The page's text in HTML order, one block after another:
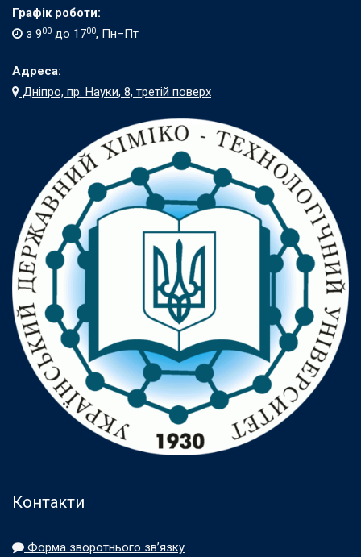
Графік роботи:
з 900 до 1700, Пн–Пт
Адреса:
Дніпро, пр. Науки, 8, третій поверх
Контакти
Форма зворотнього зв’язку